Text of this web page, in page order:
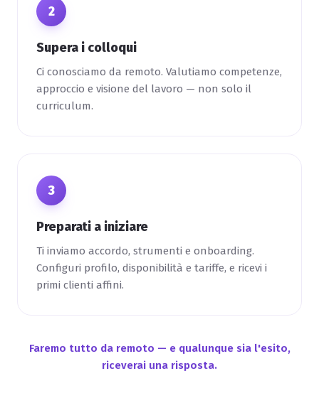
2
Supera i colloqui
Ci conosciamo da remoto. Valutiamo competenze,
approccio e visione del lavoro — non solo il
curriculum.
3
Preparati a iniziare
Ti inviamo accordo, strumenti e onboarding.
Configuri profilo, disponibilità e tariffe, e ricevi i
primi clienti affini.
Faremo tutto da remoto — e qualunque sia l'esito,
riceverai una risposta.